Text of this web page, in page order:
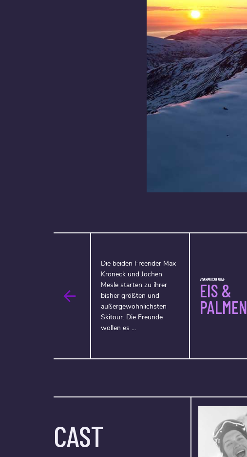
Die beiden Freerider Max
Kroneck und Jochen
Mesle starten zu ihrer
bisher größten und
außergewöhnlichsten
Skitour. Die Freunde
wollen es ...
VORHERIGER FILM:
EIS &
PALMEN
CAST